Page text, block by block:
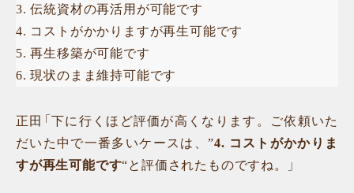
3. 伝統資材の再活用が可能です
4. コストがかかりますが再生可能です
5. 再生移築が可能です
6. 現状のまま維持可能です
正田「下に行くほど評価が高くなります。ご依頼いた
だいた中で一番多いケースは、”4. コストがかかりま
すが再生可能です“と評価されたものですね。」